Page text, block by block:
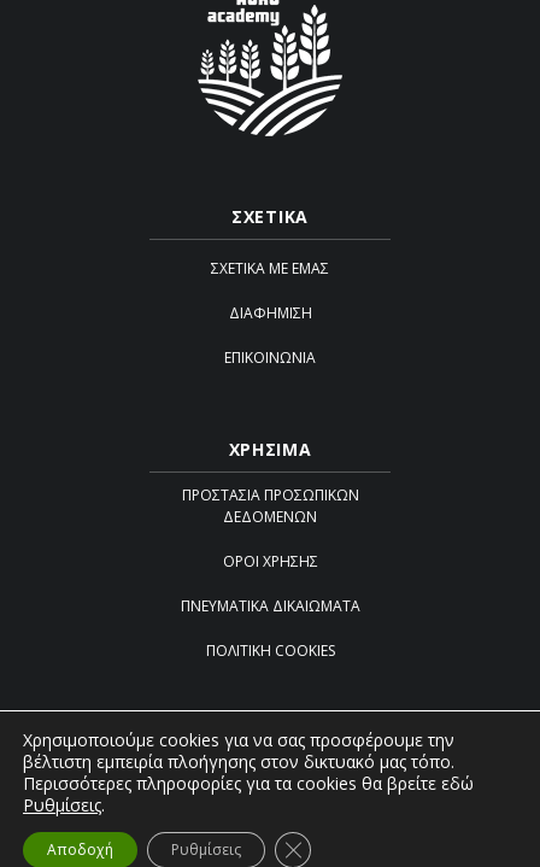
ΣΧΕΤΙΚΑ
ΣΧΕΤΙΚΆ ΜΕ ΕΜΆΣ
ΔΙΑΦΉΜΙΣΗ
ΕΠΙΚΟΙΝΩΝΊΑ
ΧΡΗΣΙΜΑ
ΠΡΟΣΤΑΣΊΑ ΠΡΟΣΩΠΙΚΏΝ
ΔΕΔΟΜΈΝΩΝ
ΌΡΟΙ ΧΡΉΣΗΣ
ΠΝΕΥΜΑΤΙΚΆ ΔΙΚΑΙΏΜΑΤΑ
ΠΟΛΙΤΙΚΉ COOKIES
©2022-2026 Agro academy. All rights reserved
Created byiWorx
Χρησιμοποιούμε cookies για να σας προσφέρουμε την
βέλτιστη εμπειρία πλοήγησης στον δικτυακό μας τόπο.
Περισσότερες πληροφορίες για τα cookies θα βρείτε εδώ
Ρυθμίσεις.
Αποδοχή Ρυθμίσεις Κλείσιμο του Cookie banner